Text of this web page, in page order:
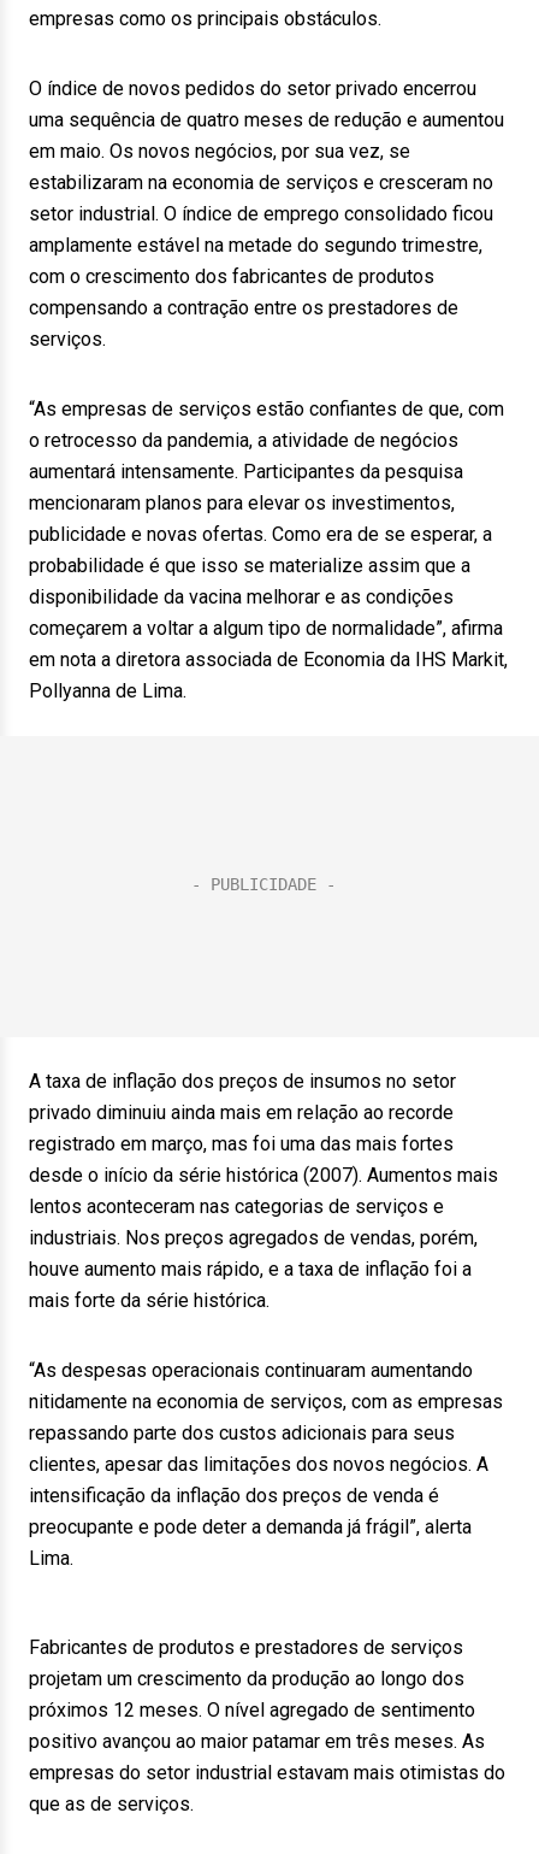
empresas como os principais obstáculos.
O índice de novos pedidos do setor privado encerrou
uma sequência de quatro meses de redução e aumentou
em maio. Os novos negócios, por sua vez, se
estabilizaram na economia de serviços e cresceram no
setor industrial. O índice de emprego consolidado ficou
amplamente estável na metade do segundo trimestre,
com o crescimento dos fabricantes de produtos
compensando a contração entre os prestadores de
serviços.
“As empresas de serviços estão confiantes de que, com
o retrocesso da pandemia, a atividade de negócios
aumentará intensamente. Participantes da pesquisa
mencionaram planos para elevar os investimentos,
publicidade e novas ofertas. Como era de se esperar, a
probabilidade é que isso se materialize assim que a
disponibilidade da vacina melhorar e as condições
começarem a voltar a algum tipo de normalidade”, afirma
em nota a diretora associada de Economia da IHS Markit,
Pollyanna de Lima.
A taxa de inflação dos preços de insumos no setor
privado diminuiu ainda mais em relação ao recorde
registrado em março, mas foi uma das mais fortes
desde o início da série histórica (2007). Aumentos mais
lentos aconteceram nas categorias de serviços e
industriais. Nos preços agregados de vendas, porém,
houve aumento mais rápido, e a taxa de inflação foi a
mais forte da série histórica.
“As despesas operacionais continuaram aumentando
nitidamente na economia de serviços, com as empresas
repassando parte dos custos adicionais para seus
clientes, apesar das limitações dos novos negócios. A
intensificação da inflação dos preços de venda é
preocupante e pode deter a demanda já frágil”, alerta
Lima.
Fabricantes de produtos e prestadores de serviços
projetam um crescimento da produção ao longo dos
próximos 12 meses. O nível agregado de sentimento
positivo avançou ao maior patamar em três meses. As
empresas do setor industrial estavam mais otimistas do
que as de serviços.